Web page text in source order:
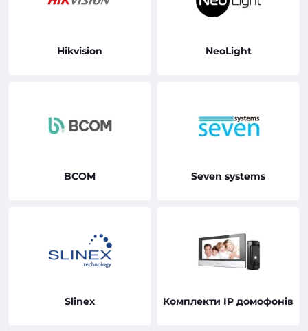
Hikvision NeoLight
BCOM Seven systems
Slinex Комплекти IP домофонів